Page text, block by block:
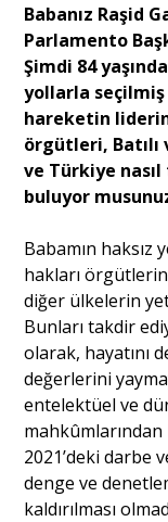
Babanız Raşid
Parlamento
Şimdi 84
yollarla
hareketin
örgütleri, Batılı
ve Türkiye
buluyor
Babamın haksız
hakları
diğer ülkelerin
Bunları takdir
olarak, hayatını
değerlerini
entelektüel ve
2021’deki darbe
denge ve
kaldırılması